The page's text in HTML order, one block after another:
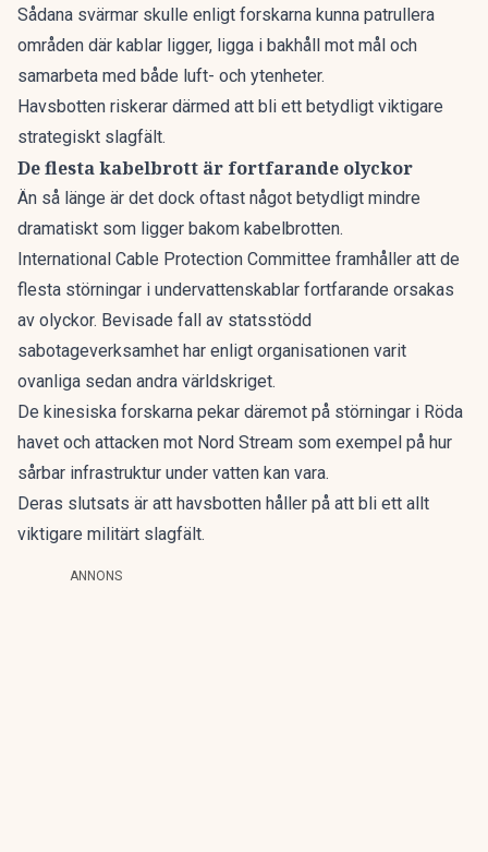
Sådana svärmar skulle enligt forskarna kunna patrullera
områden där kablar ligger, ligga i bakhåll mot mål och
samarbeta med både luft- och ytenheter.
Havsbotten riskerar därmed att bli ett betydligt viktigare
strategiskt slagfält.
De flesta kabelbrott är fortfarande olyckor
Än så länge är det dock oftast något betydligt mindre
dramatiskt som ligger bakom kabelbrotten.
International Cable Protection Committee framhåller att de
flesta störningar i undervattenskablar fortfarande orsakas
av olyckor. Bevisade fall av statsstödd
sabotageverksamhet har enligt organisationen varit
ovanliga sedan andra världskriget.
De kinesiska forskarna pekar däremot på störningar i Röda
havet och attacken mot Nord Stream som exempel på hur
sårbar infrastruktur under vatten kan vara.
Deras slutsats är att havsbotten håller på att bli ett allt
viktigare militärt slagfält.
ANNONS